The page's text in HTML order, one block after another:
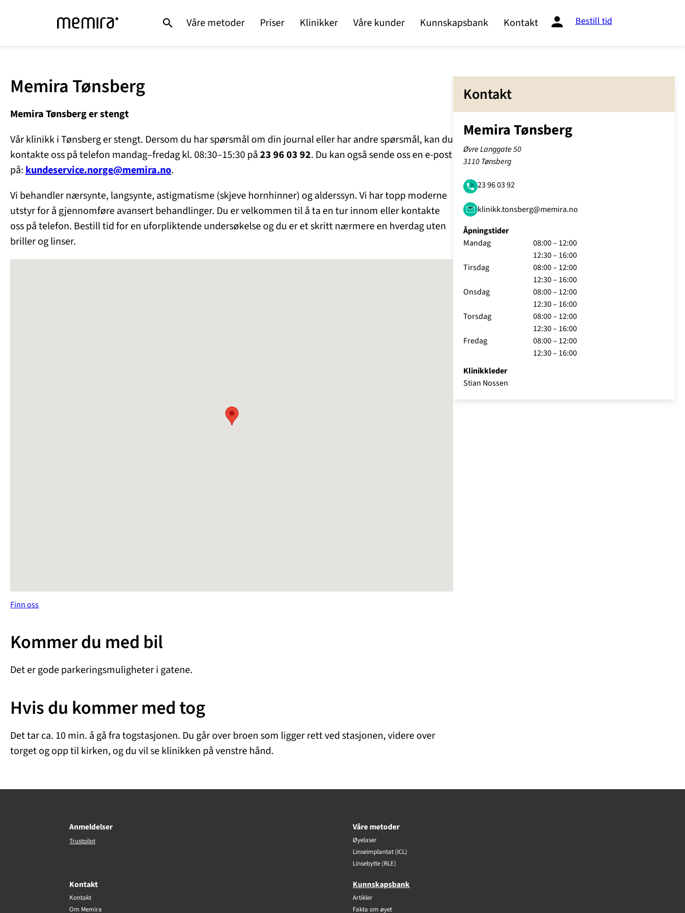
Våre metoder Priser Klinikker Våre kunder Kunnskapsbank Kontakt Bestill tid
Memira Tønsberg
Memira Tønsberg er stengt
Vår klinikk i Tønsberg er stengt. Dersom du har spørsmål om din journal eller har andre spørsmål, kan du
kontakte oss på telefon mandag–fredag kl. 08:30–15:30 på23 96 03 92. Du kan også sende oss en e-post
på:kundeservice.norge@memira.no.
Vi behandler nærsynte, langsynte, astigmatisme (skjeve hornhinner) og alderssyn. Vi har topp moderne
utstyr for å gjennomføre avansert behandlinger. Du er velkommen til å ta en tur innom eller kontakte
oss på telefon. Bestill tid for en uforpliktende undersøkelse og du er et skritt nærmere en hverdag uten
briller og linser.
Finn oss
Kommer du med bil
Det er gode parkeringsmuligheter i gatene.
Hvis du kommer med tog
Det tar ca. 10 min. å gå fra togstasjonen. Du går over broen som ligger rett ved stasjonen, videre over
torget og opp til kirken, og du vil se klinikken på venstre hånd.
Kontakt
Memira Tønsberg
Øvre Langgate 50
3110 Tønsberg
23 96 03 92
klinikk.tonsberg@memira.no
Åpningstider
Mandag
08:00 – 12:00
12:30 – 16:00
Tirsdag
08:00 – 12:00
12:30 – 16:00
Onsdag
08:00 – 12:00
12:30 – 16:00
Torsdag
08:00 – 12:00
12:30 – 16:00
Fredag
08:00 – 12:00
12:30 – 16:00
Klinikkleder
Stian Nossen
Anmeldelser
Trustpilot
Våre metoder
Øyelaser
Linseimplantat (ICL)
Linsebytte (RLE)
Kontakt
Kontakt
Om Memira
Kunnskapsbank
Artikler
Fakta om øyet